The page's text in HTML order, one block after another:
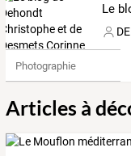
Photographie
Articles à